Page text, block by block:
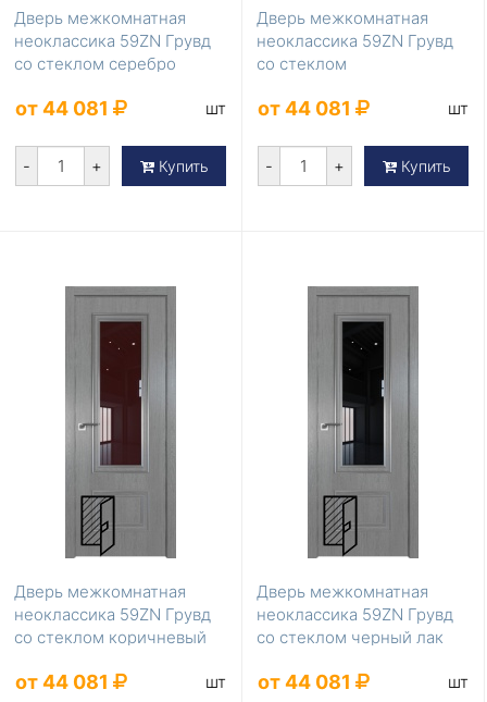
Дверь межкомнатная
неоклассика 59ZN Грувд
со стеклом серебро
от 44 081 шт
- + Купить
Дверь межкомнатная
неоклассика 59ZN Грувд
со стеклом
от 44 081 шт
- + Купить
Дверь межкомнатная
неоклассика 59ZN Грувд
со стеклом коричневый
от 44 081 шт
Дверь межкомнатная
неоклассика 59ZN Грувд
со стеклом черный лак
от 44 081 шт